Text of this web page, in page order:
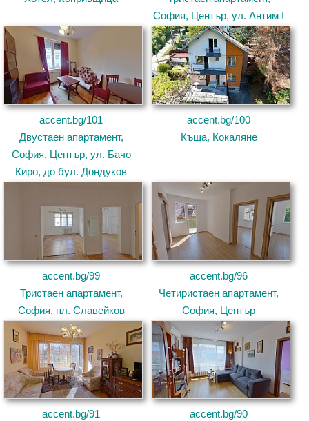
София, Център, ул. Антим I
accent.bg/101
Двустаен апартамент,
София, Център, ул. Бачо
Киро, до бул. Дондуков
accent.bg/100
Къща, Кокаляне
accent.bg/99
Тристаен апартамент,
София, пл. Славейков
accent.bg/96
Четиристаен апартамент,
София, Център
accent.bg/91
accent.bg/90